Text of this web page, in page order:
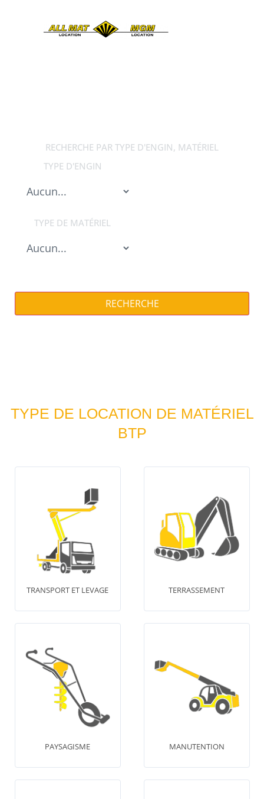
RECHERCHE PAR TYPE D'ENGIN, MATÉRIEL
TYPE D'ENGIN
TYPE DE MATÉRIEL
RECHERCHE
TYPE DE LOCATION DE MATÉRIEL
BTP
TRANSPORT ET LEVAGE TERRASSEMENT
PAYSAGISME MANUTENTION